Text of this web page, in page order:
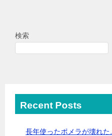
検索
Recent Posts
長年使ったポメラが壊れ